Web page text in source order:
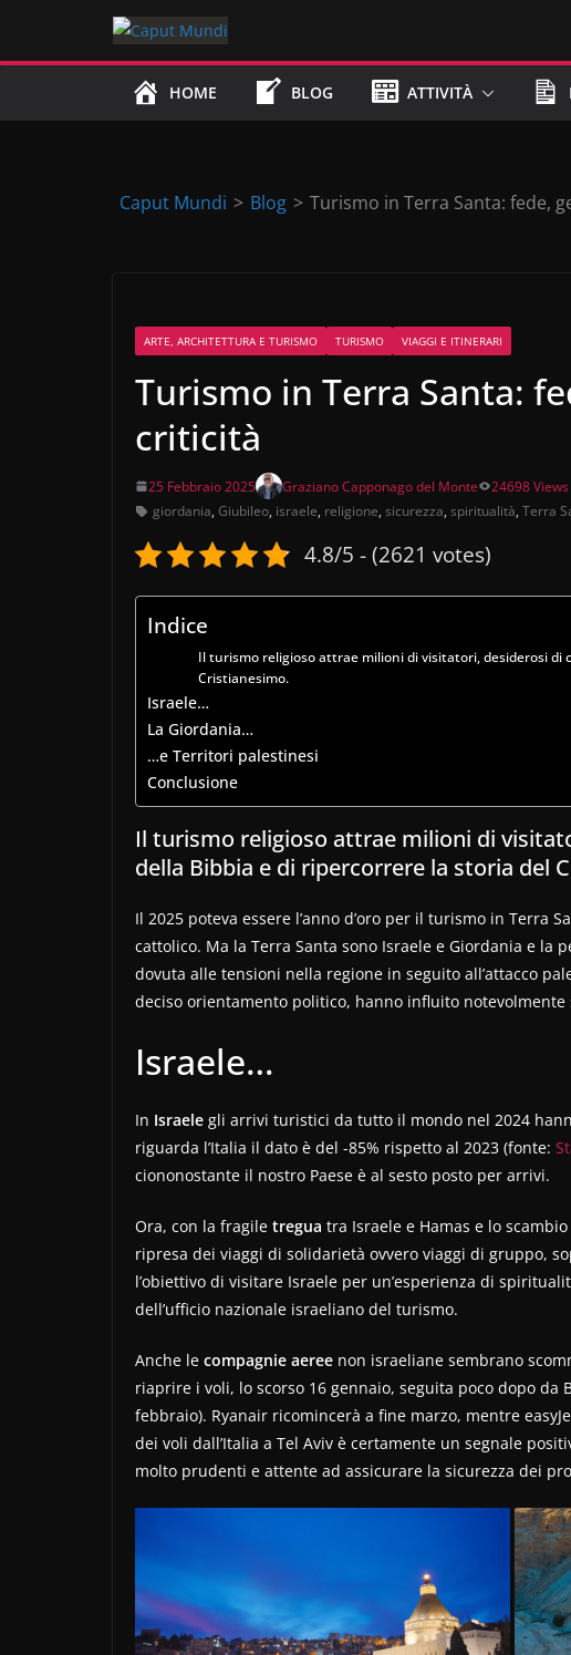
HOME BLOG ATTIVITÀ
Caput Mundi > Blog > Turismo in Terra Santa: fede,
ARTE, ARCHITETTURA E TURISMO TURISMO VIAGGI E ITINERARI
Turismo in Terra Santa:
criticità
25 Febbraio 2025 Graziano Capponago del Monte
24698 Views
giordania, Giubileo, israele, religione, sicurezza, spiritualità, Terra
4.8/5 - (2621 votes)
Indice
Il turismo religioso attrae milioni di visitatori, desiderosi di
Cristianesimo.
Israele…
La Giordania…
…e Territori palestinesi
Conclusione
Il turismo religioso attrae milioni di
della Bibbia e di ripercorrere la storia del
Il 2025 poteva essere l’anno d’oro per il turismo in Terra
cattolico. Ma la Terra Santa sono Israele e Giordania e la
dovuta alle tensioni nella regione in seguito all’attacco
deciso orientamento politico, hanno influito
Israele…
In Israele gli arrivi turistici da tutto il mondo nel 2024
riguarda l’Italia il dato è del -85% rispetto al 2023 (fonte:
ciononostante il nostro Paese è al sesto posto per arrivi.
Ora, con la fragile tregua tra Israele e Hamas e lo
ripresa dei viaggi di solidarietà ovvero viaggi di gruppo,
l’obiettivo di visitare Israele per un’esperienza di
dell’ufficio nazionale israeliano del turismo.
Anche le compagnie aeree non israeliane sembrano
riaprire i voli, lo scorso 16 gennaio, seguita poco dopo da
febbraio). Ryanair ricomincerà a fine marzo, mentre
dei voli dall’Italia a Tel Aviv è certamente un segnale
molto prudenti e attente ad assicurare la sicurezza dei